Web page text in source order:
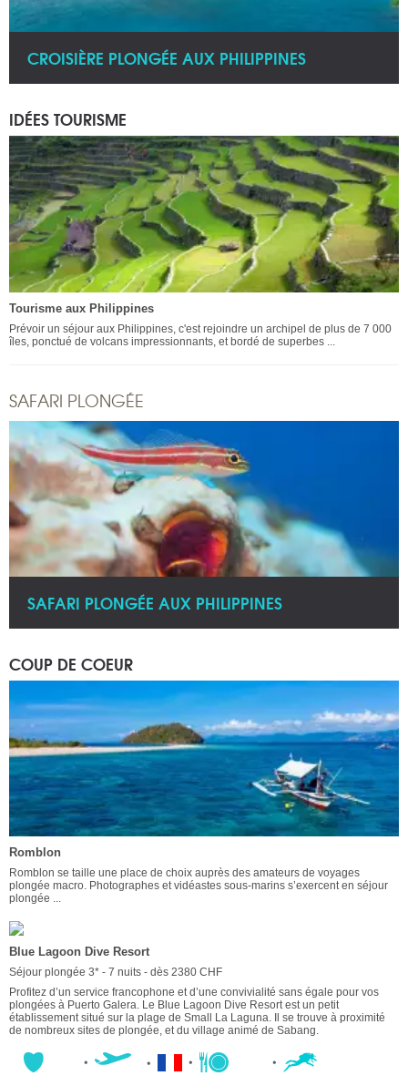
CROISIÈRE PLONGÉE AUX PHILIPPINES
IDÉES TOURISME
Tourisme aux Philippines
Prévoir un séjour aux Philippines, c'est rejoindre un archipel de plus de 7 000
îles, ponctué de volcans impressionnants, et bordé de superbes ...
SAFARI PLONGÉE
SAFARI PLONGÉE AUX PHILIPPINES
COUP DE COEUR
Romblon
Romblon se taille une place de choix auprès des amateurs de voyages
plongée macro. Photographes et vidéastes sous-marins s’exercent en séjour
plongée ...
Blue Lagoon Dive Resort
Séjour plongée 3* - 7 nuits - dès 2380 CHF
Profitez d’un service francophone et d’une convivialité sans égale pour vos
plongées à Puerto Galera. Le Blue Lagoon Dive Resort est un petit
établissement situé sur la plage de Small La Laguna. Il se trouve à proximité
de nombreux sites de plongée, et du village animé de Sabang.